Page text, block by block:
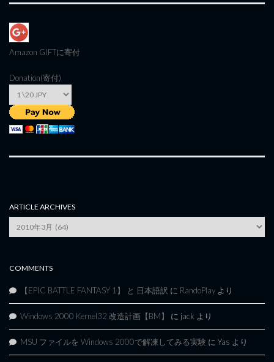
Amazon GIFTに寄付
Donation(寄付)
ARTICLE ARCHIVES
Article
Archives
COMMENTS
【EPIC BATTLE FANTASY 1】 と 日本語訳 に RandoPlay より
Windows 2000 Kernel32 改造計画【BM】 に jack より
MSU ファイルを Windows 2000で解凍してみる実験 に Yas より